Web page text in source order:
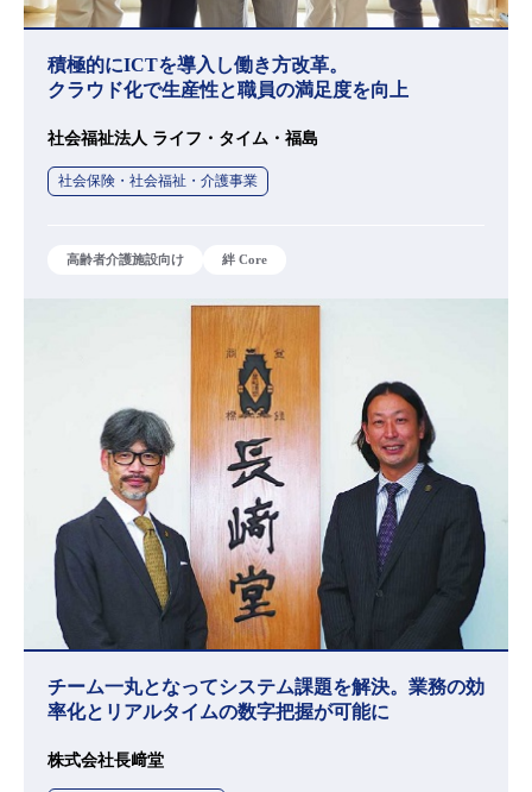
積極的にICTを導入し働き方改革。
クラウド化で生産性と職員の満足度を向上
社会福祉法人 ライフ・タイム・福島
社会保険・社会福祉・介護事業
高齢者介護施設向け 絆 Core
チーム一丸となってシステム課題を解決。業務の効
率化とリアルタイムの数字把握が可能に
株式会社長﨑堂